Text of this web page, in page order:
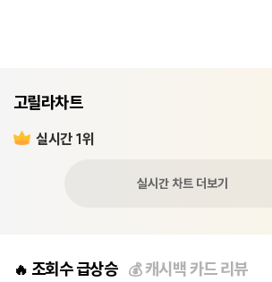
고릴라차트
실시간 1위
실시간 차트 더보기
🔥 조회수 급상승 💰캐시백 카드 리뷰